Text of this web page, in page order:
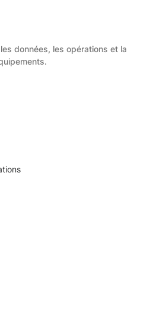
données, les opérations et la